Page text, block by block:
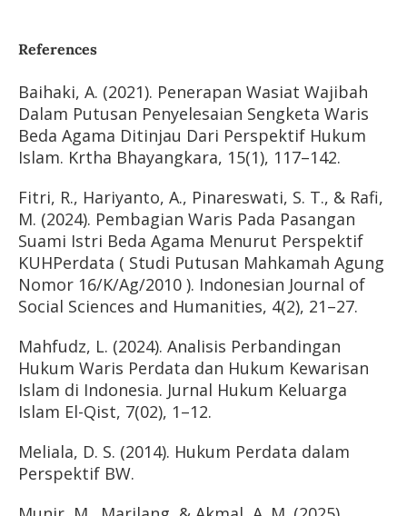
References
Baihaki, A. (2021). Penerapan Wasiat Wajibah
Dalam Putusan Penyelesaian Sengketa Waris
Beda Agama Ditinjau Dari Perspektif Hukum
Islam. Krtha Bhayangkara, 15(1), 117–142.
Fitri, R., Hariyanto, A., Pinareswati, S. T., & Rafi,
M. (2024). Pembagian Waris Pada Pasangan
Suami Istri Beda Agama Menurut Perspektif
KUHPerdata ( Studi Putusan Mahkamah Agung
Nomor 16/K/Ag/2010 ). Indonesian Journal of
Social Sciences and Humanities, 4(2), 21–27.
Mahfudz, L. (2024). Analisis Perbandingan
Hukum Waris Perdata dan Hukum Kewarisan
Islam di Indonesia. Jurnal Hukum Keluarga
Islam El-Qist, 7(02), 1–12.
Meliala, D. S. (2014). Hukum Perdata dalam
Perspektif BW.